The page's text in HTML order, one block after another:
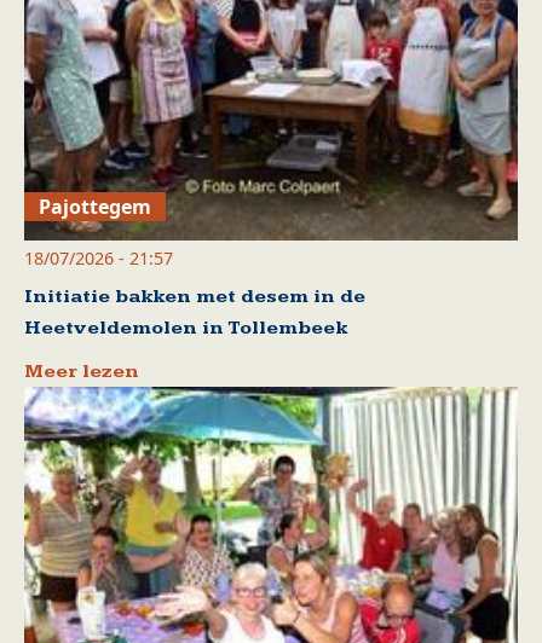
Pajottegem
18/07/2026 - 21:57
Initiatie bakken met desem in de
Heetveldemolen in Tollembeek
Meer lezen